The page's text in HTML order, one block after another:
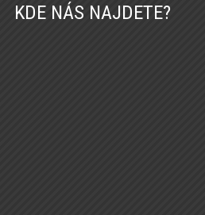
KDE NÁS NAJDETE?